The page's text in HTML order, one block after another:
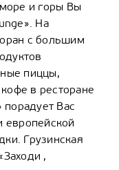
и горы Вы
На
с большим
пиццы,
в ресторане
порадует Вас
европейской
Грузинская
,